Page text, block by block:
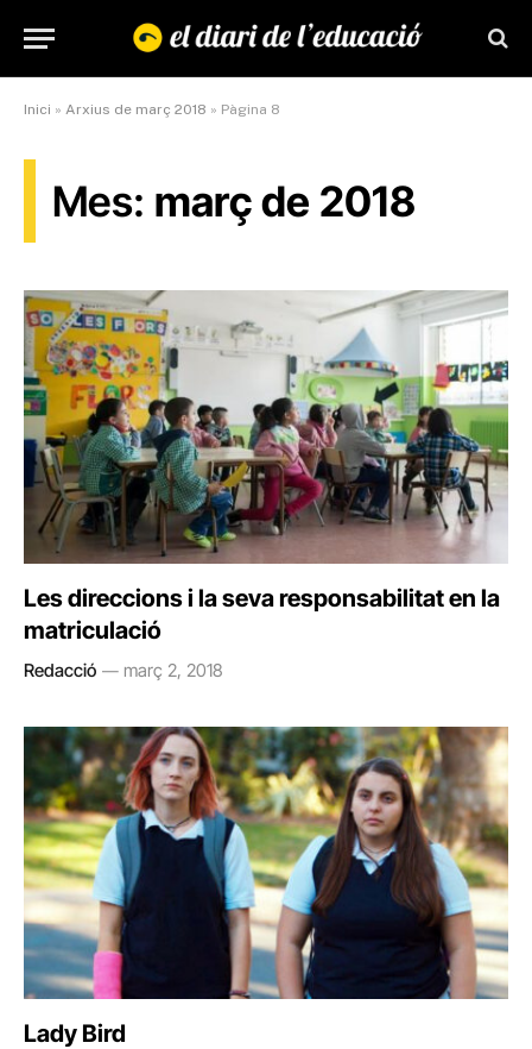
Inici » Arxius de març 2018 » Pàgina 8
Mes: març de 2018
Les direccions i la seva responsabilitat en la
matriculació
Redacció març 2, 2018
Lady Bird